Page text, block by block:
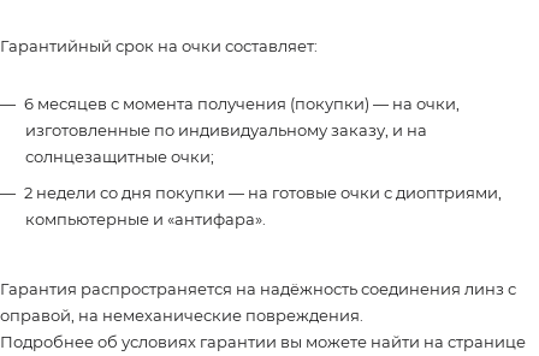
Гарантийный срок на очки составляет:
6 месяцев с момента получения (покупки) — на очки,
изготовленные по индивидуальному заказу, и на
солнцезащитные очки;
2 недели со дня покупки — на готовые очки с диоптриями,
компьютерные и «антифара».
Гарантия распространяется на надёжность соединения линз с
оправой, на немеханические повреждения.
Подробнее об условиях гарантии вы можете найти на странице